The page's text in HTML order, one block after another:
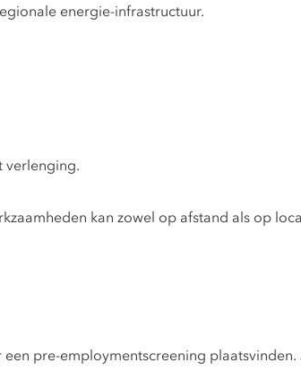
energie-infrastructuur.
verlenging.
kan zowel op afstand als op
pre-employmentscreening